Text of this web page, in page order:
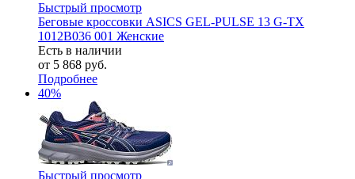
Быстрый просмотр
Беговые кроссовки ASICS GEL-PULSE 13 G-TX
1012B036 001 Женские
Есть в наличии
от 5 868 руб.
Подробнее
40%
Быстрый просмотр